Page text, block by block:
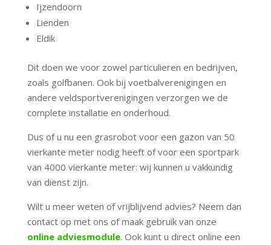
Ijzendoorn
Lienden
Eldik
Dit doen we voor zowel particulieren en bedrijven,
zoals golfbanen. Ook bij voetbalverenigingen en
andere veldsportverenigingen verzorgen we de
complete installatie en onderhoud.
Dus of u nu een grasrobot voor een gazon van 50
vierkante meter nodig heeft of voor een sportpark
van 4000 vierkante meter: wij kunnen u vakkundig
van dienst zijn.
Wilt u meer weten of vrijblijvend advies? Neem dan
contact op met ons of maak gebruik van onze
online adviesmodule. Ook kunt u direct online een